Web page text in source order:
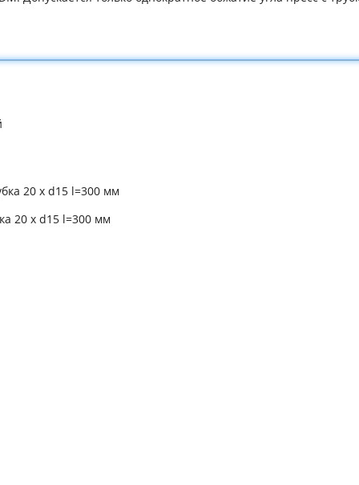
20 x d15 l=300 мм
20 x d15 l=300 мм